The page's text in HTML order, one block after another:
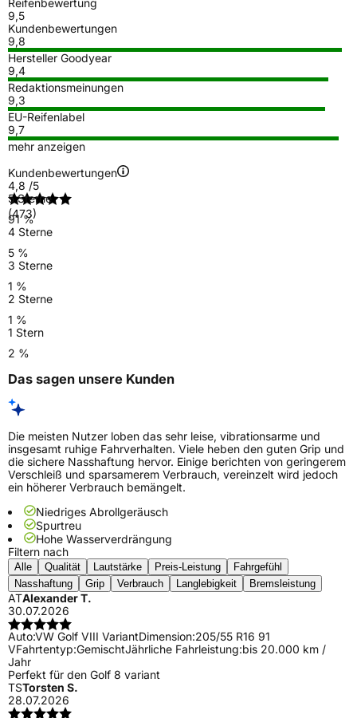
9,5
Kundenbewertungen
9,8
Hersteller Goodyear
9,4
Redaktionsmeinungen
9,3
EU-Reifenlabel
9,7
mehr anzeigen
Kundenbewertungen
4,8 /5
(473)
5 Sterne
91 %
4 Sterne
5 %
3 Sterne
1 %
2 Sterne
1 %
1 Stern
2 %
Das sagen unsere Kunden
Die meisten Nutzer loben das sehr leise, vibrationsarme und
insgesamt ruhige Fahrverhalten. Viele heben den guten Grip und
die sichere Nasshaftung hervor. Einige berichten von geringerem
Verschleiß und sparsamerem Verbrauch, vereinzelt wird jedoch
ein höherer Verbrauch bemängelt.
Niedriges Abrollgeräusch
Spurtreu
Hohe Wasserverdrängung
Filtern nach
Alle Qualität Lautstärke Preis-Leistung
Fahrgefühl
Nasshaftung
Grip Verbrauch Langlebigkeit Bremsleistung
ATAlexander T.
30.07.2026
Auto:VW Golf VIII VariantDimension:205/55 R16 91
VFahrtentyp:GemischtJährliche Fahrleistung:bis 20.000 km /
Jahr
Perfekt für den Golf 8 variant
TSTorsten S.
28.07.2026